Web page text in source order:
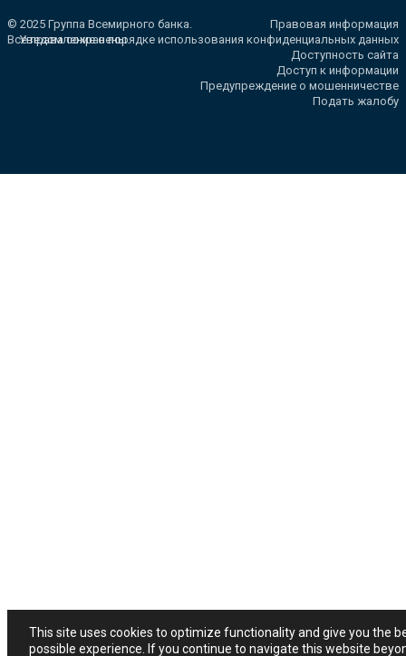
© 2025 Группа Всемирного банка.
Все права сохранены.
Правовая информация
Уведомление о порядке использования конфиденциальных данных
Доступность сайта
Доступ к информации
Предупреждение о мошенничестве
Подать жалобу
This site uses cookies to optimize functionality and give you the
possible experience. If you continue to navigate this website